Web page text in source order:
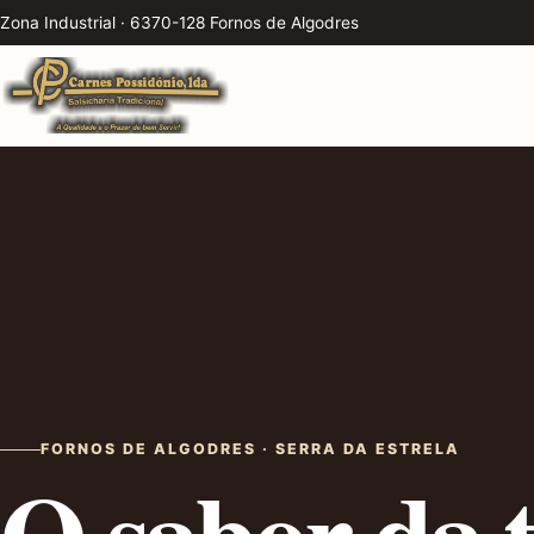
Zona Industrial · 6370-128 Fornos de Algodres
FORNOS DE ALGODRES · SERRA DA ESTRELA